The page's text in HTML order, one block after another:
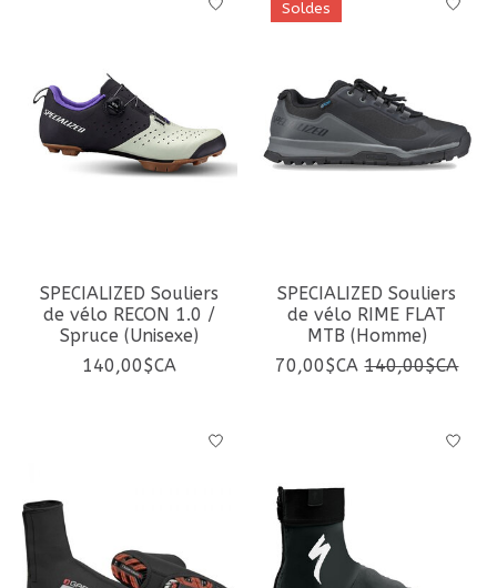
SPECIALIZED Souliers
de vélo RECON 1.0 /
Spruce (Unisexe)
140,00$CA
Soldes
SPECIALIZED Souliers
de vélo RIME FLAT
MTB (Homme)
70,00$CA 140,00$CA